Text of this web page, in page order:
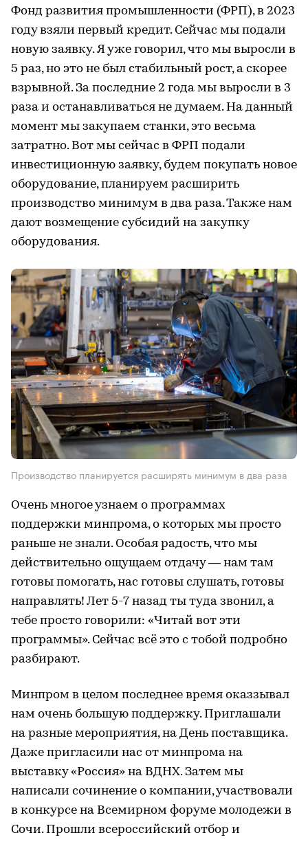
Фонд развития промышленности (ФРП), в 2023
году взяли первый кредит. Сейчас мы подали
новую заявку. Я уже говорил, что мы выросли в
5 раз, но это не был стабильный рост, а скорее
взрывной. За последние 2 года мы выросли в 3
раза и останавливаться не думаем. На данный
момент мы закупаем станки, это весьма
затратно. Вот мы сейчас в ФРП подали
инвестиционную заявку, будем покупать новое
оборудование, планируем расширить
производство минимум в два раза. Также нам
дают возмещение субсидий на закупку
оборудования.
Производство планируется расширять минимум в два раза
Очень многое узнаем о программах
поддержки минпрома, о которых мы просто
раньше не знали. Особая радость, что мы
действительно ощущаем отдачу — нам там
готовы помогать, нас готовы слушать, готовы
направлять! Лет 5-7 назад ты туда звонил, а
тебе просто говорили: «Читай вот эти
программы». Сейчас всё это с тобой подробно
разбирают.
Минпром в целом последнее время оказзывал
нам очень большую поддержку. Приглашали
на разные мероприятия, на День поставщика.
Даже пригласили нас от минпрома на
выставку «Россия» на ВДНХ. Затем мы
написали сочинение о компании, участвовали
в конкурсе на Всемирном форуме молодежи в
Сочи. Прошли всероссийский отбор и